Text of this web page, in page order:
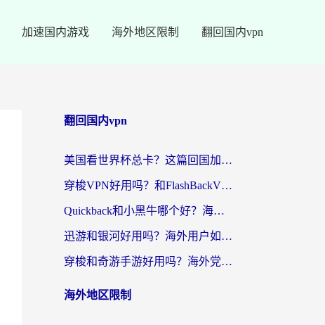
加速国内游戏 海外地区限制 翻回国内vpn
翻回国内vpn
美国看世界杯总卡？这篇回国加速器指南帮你无缝刷国内资源（附苹果手机VPN设置步骤）
穿梭VPN好用吗？和FlashBackVPN对比哪个回国效果更好？
Quickback和小黑牛哪个好？海外党亲测指南，选对回国加速器秒回国内
迅游和银河好用吗？海外用户如何选择回国加速器实现无缝访问国内资源
穿梭和奇游手游好用吗？海外党亲测3款回国加速器，附蜜蜂加速器七天试用攻略
海外地区限制